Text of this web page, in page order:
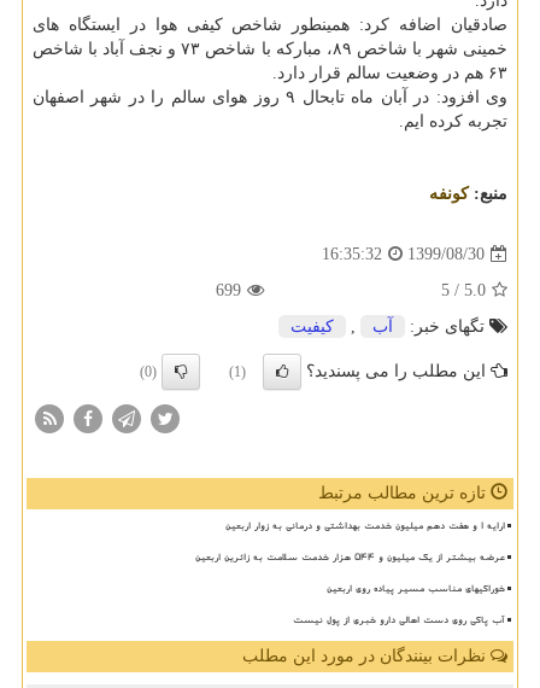
صادقیان اضافه کرد: همینطور شاخص کیفی هوا در ایستگاه های
خمینی شهر با شاخص ۸۹، مبارکه با شاخص ۷۳ و نجف آباد با شاخص
۶۳ هم در وضعیت سالم قرار دارد.
وی افزود: در آبان ماه تابحال ۹ روز هوای سالم را در شهر اصفهان
تجربه کرده ایم.
منبع:كونفه
1399/08/30
16:35:32
5.0
/ 5
699
تگهای خبر:
آب , كیفیت
این مطلب را می پسندید؟ (1)
(0)
تازه ترین مطالب مرتبط
ارایه ۱ و هفت دهم میلیون خدمت بهداشتی و درمانی به زوار اربعین
عرضه بیشتر از یک میلیون و ۵۴۴ هزار خدمت سلامت به زائرین اربعین
خوراکیهای مناسب مسیر پیاده روی اربعین
آب پاکی روی دست اهالی دارو خبری از پول نیست
نظرات بینندگان در مورد این مطلب